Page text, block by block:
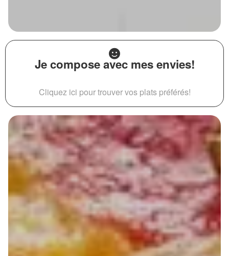
Je compose avec mes envies!
Cliquez ici pour trouver vos plats préférés!